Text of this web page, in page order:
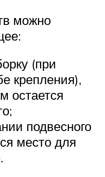
можно
(при
крепления),
остается
подвесного
место для